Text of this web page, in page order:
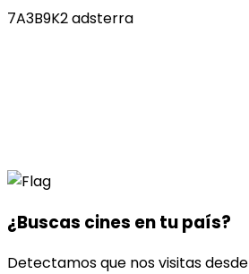
7A3B9K2 adsterra
¿Buscas cines entu país?
Detectamos que nos visitas desde